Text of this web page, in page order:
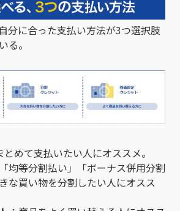
分に合った支払い方法が3つ選択肢
る。
とめて支払いたい人にオススメ。
均等分割払い」「ボーナス併用分割
な買い物を分割したい人にオスス